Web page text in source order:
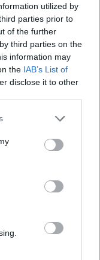
utilized by
parties prior to
of the further
third parties on the
information may
the IAB’s List of
disclose it to other